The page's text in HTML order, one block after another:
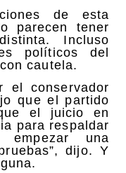
de esta
parecen tener
Incluso
políticos del
cautela.
el conservador
que el partido
el juicio en
para respaldar
empezar una
dijo. Y